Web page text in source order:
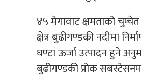
४५ मेगावाट क्षमताको
क्षेत्र बुढीगण्डकी नदीमा
घण्टा ऊर्जा उत्पादन हुने
बुढीगण्डकी प्रोक